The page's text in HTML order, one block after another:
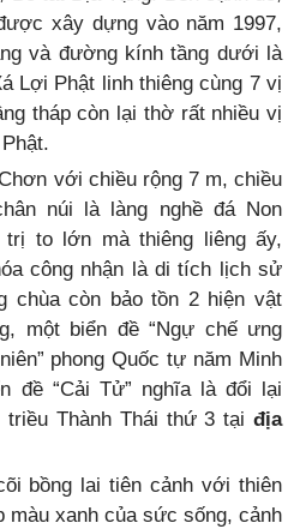
xây dựng vào năm 1997,
và đường kính tầng dưới là
Lợi Phật linh thiêng cùng 7 vị
tháp còn lại thờ rất nhiều vị
với chiều rộng 7 m, chiều
núi là làng nghề đá Non
to lớn mà thiêng liêng ấy,
công nhận là di tích lịch sử
chùa còn bảo tồn 2 hiện vật
một biển đề “Ngự chế ưng
phong Quốc tự năm Minh
đề “Cải Tử” nghĩa là đổi lại
Thành Thái thứ 3 tại địa
bồng lai tiên cảnh với thiên
màu xanh của sức sống, cảnh